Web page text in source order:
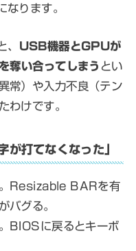
ります。
、 USB機器とGPUが
奪い合ってしまう とい
常）や入力不良（テン
わけです。
が打てなくなった」
。Resizable BARを有
バグる。
BIOSに戻るとキーボ